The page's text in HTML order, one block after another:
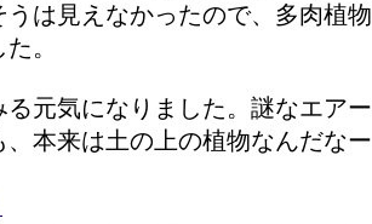
うは見えなかったので、多肉植
。
る元気になりました。謎なエア
、本来は土の上の植物なんだな